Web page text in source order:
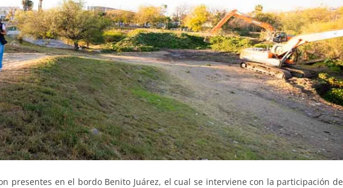
presentes en el bordo Benito Juárez, el cual se interviene con la participación de